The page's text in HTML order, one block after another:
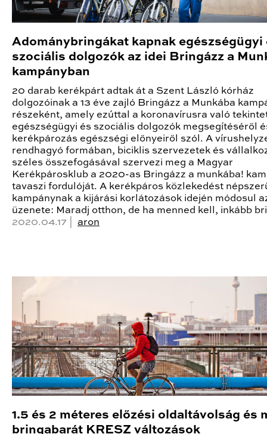
Adománybringákat kapnak egészségügyi
szociális dolgozók az idei Bringázz a
kampányban
20 darab kerékpárt adtak át a Szent László kórház
dolgozóinak a 13 éve zajló Bringázz a Munkába
részeként, amely ezúttal a koronavírusra való
egészségügyi és szociális dolgozók megsegítéséről
kerékpározás egészségi előnyeiről szól. A
rendhagyó formában, biciklis szervezetek és
széles összefogásával szervezi meg a Magyar
Kerékpárosklub a 2020-as Bringázz a munkába!
tavaszi fordulóját. A kerékpáros közlekedést
kampánynak a kijárási korlátozások idején módosul
üzenete: Maradj otthon, de ha menned kell, inkább
2020.04.17 | aron
1.5 és 2 méteres előzési oldaltávolság és
bringabarát KRESZ változások